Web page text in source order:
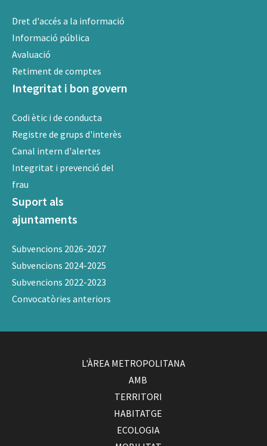
Dret d'accés a la informació
Informació pública
Avaluació
Retiment de comptes
Integritat i bon govern
Codi ètic i de conducta
Registre de grups d'interès
Canal intern d'alertes
Integritat i prevenció del
frau
Suport als
ajuntaments
Subvencions 2026-2027
Subvencions 2024-2025
Subvencions 2022-2023
Convocatòries anteriors
L'ÀREA METROPOLITANA
AMB
TERRITORI
HABITATGE
ECOLOGIA